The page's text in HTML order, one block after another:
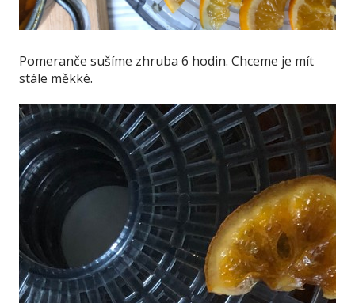
Pomeranče sušíme zhruba 6 hodin. Chceme je mít
stále měkké.